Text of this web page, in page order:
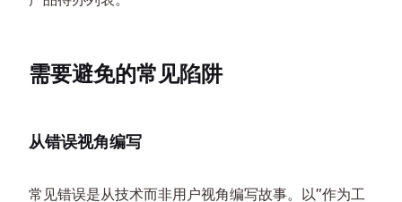
需要避免的常见陷阱
从错误视角编写
常见错误是从技术而非用户视角编写故事。以"作为工